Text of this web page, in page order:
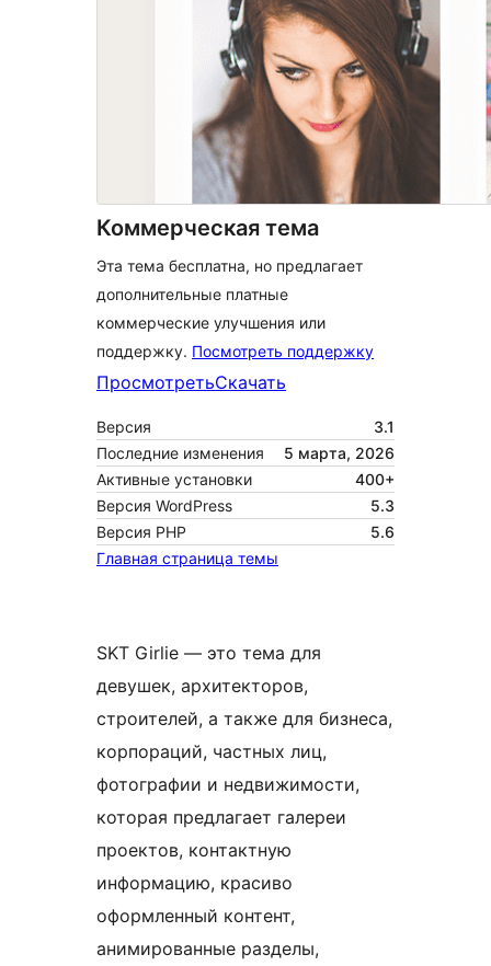
Коммерческая тема
Эта тема бесплатна, но предлагает
дополнительные платные
коммерческие улучшения или
поддержку. Посмотреть поддержку
ПросмотретьСкачать
Версия
3.1
Последние изменения
5 марта, 2026
Активные установки
400+
Версия WordPress
5.3
Версия PHP
5.6
Главная страница темы
SKT Girlie — это тема для
девушек, архитекторов,
строителей, а также для бизнеса,
корпораций, частных лиц,
фотографии и недвижимости,
которая предлагает галереи
проектов, контактную
информацию, красиво
оформленный контент,
анимированные разделы,